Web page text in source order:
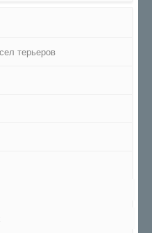
терьеров